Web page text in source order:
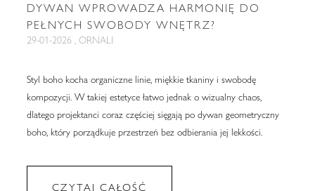
DYWAN WPROWADZA HARMONIĘ DO
PEŁNYCH SWOBODY WNĘTRZ?
29-01-2026 , ORNALI
Styl boho kocha organiczne linie, miękkie tkaniny i swobodę
kompozycji. W takiej estetyce łatwo jednak o wizualny chaos,
dlatego projektanci coraz częściej sięgają po dywan geometryczny
boho, który porządkuje przestrzeń bez odbierania jej lekkości.
CZYTAJ CAŁOŚĆ